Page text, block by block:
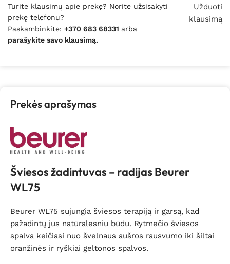
Turite klausimų apie prekę? Norite užsisakyti
prekę telefonu?
Paskambinkite: +370 683 68331 arba
parašykite savo klausimą.
Užduoti
klausimą
Prekės aprašymas
Šviesos žadintuvas – radijas Beurer
WL75
Beurer WL75 sujungia šviesos terapiją ir garsą, kad
pažadintų jus natūralesniu būdu. Rytmečio šviesos
spalva keičiasi nuo švelnaus aušros rausvumo iki šiltai
oranžinės ir ryškiai geltonos spalvos.